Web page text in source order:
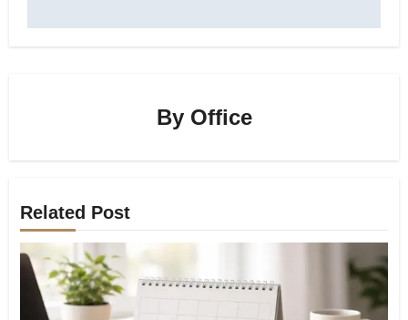
By Office
Related Post